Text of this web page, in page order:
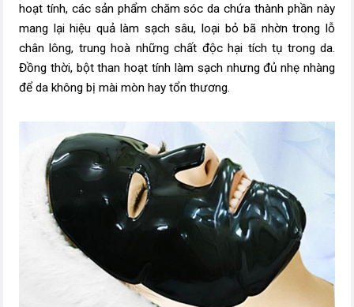
hoạt tính, các sản phẩm chăm sóc da chứa thành phần này
mang lại hiệu quả làm sạch sâu, loại bỏ bã nhờn trong lỗ
chân lông, trung hoà những chất độc hại tích tụ trong da.
Đồng thời, bột than hoạt tính làm sạch nhưng đủ nhẹ nhàng
để da không bị mài mòn hay tổn thương.